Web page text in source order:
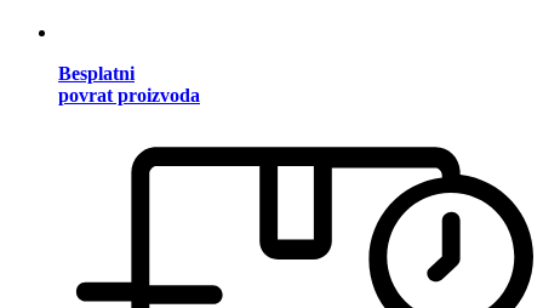
Besplatni
povrat proizvoda